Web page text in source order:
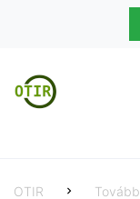
OTIR